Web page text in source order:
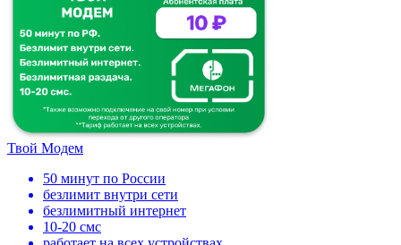
Твой Модем
50 минут по России
безлимит внутри сети
безлимитный интернет
10-20 смс